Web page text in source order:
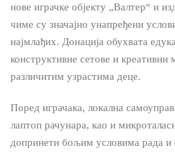
нове играчке објекту „Валтер“ и
чиме су значајно унапређени
најмлађих. Донација обухвата
конструктивне сетове и креативни
различитим узрастима деце.
Поред играчака, локална
лаптоп рачунара, као и
допринети бољим условима рада и